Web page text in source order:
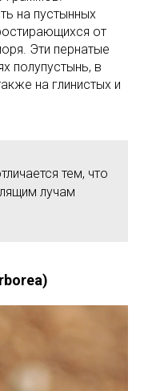
на пустынных
от
Эти пернатые
полупустынь, в
на глинистых и
тем, что
лучам